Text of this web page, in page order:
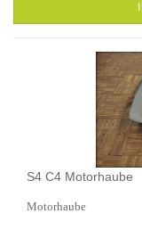
S4 C4 Motorhaube
Motorhaube